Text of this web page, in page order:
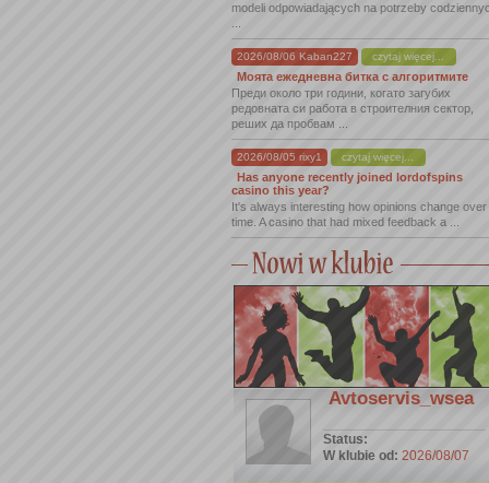
modeli odpowiadających na potrzeby
2026/08/06 Kaban227 czytaj więcej...
Моята ежедневна битка с алгоритмите
Преди около три години, когато загубих
редовната си работа в строителния сектор,
реших да пробвам ...
2026/08/05 rixy1 czytaj więcej...
Has anyone recently joined lordofspins
casino this year?
It's always interesting how opinions change over
time. A casino that had mixed feedback a ...
Avtoservis_wsea
Status:
W klubie od: 2026/08/07